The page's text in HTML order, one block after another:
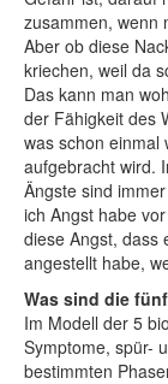
zusammen, wenn
Aber ob diese
kriechen, weil da
Das kann man
der Fähigkeit des
was schon einmal
aufgebracht wird.
Ängste sind
ich Angst habe
diese Angst, dass
angestellt habe,
Was sind die
Im Modell der 5
Symptome, spür-
bestimmten